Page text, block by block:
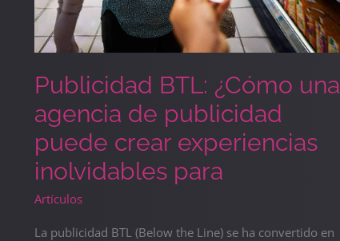
Publicidad BTL: ¿Cómo una
agencia de publicidad
puede crear experiencias
inolvidables para
Artículos
La publicidad BTL (Below the Line) se ha convertido en